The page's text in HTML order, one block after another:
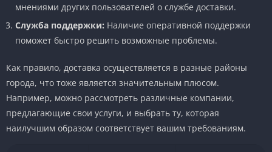
мнениями других пользователей о службе доставки.
Служба поддержки: Наличие оперативной поддержки
поможет быстро решить возможные проблемы.
Как правило, доставка осуществляется в разные районы
города, что тоже является значительным плюсом.
Например, можно рассмотреть различные компании,
предлагающие свои услуги, и выбрать ту, которая
наилучшим образом соответствует вашим требованиям.